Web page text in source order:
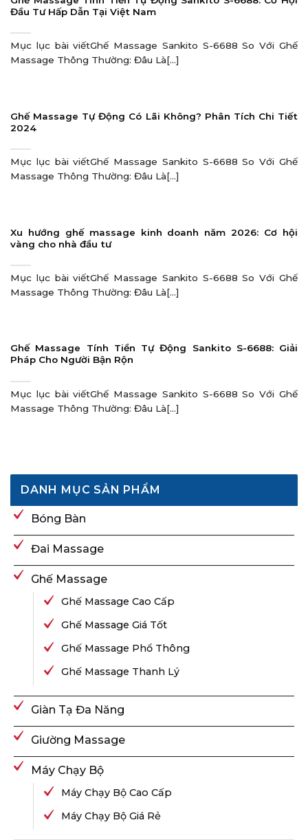
Đầu Tư Hấp Dẫn Tại Việt Nam
Mục lục bài viếtGhế Massage Sankito S-6688 So Với Ghế
Massage Thông Thường: Đâu Là[...]
Ghế Massage Tự Động Có Lãi Không? Phân Tích Chi Tiết
2024
Mục lục bài viếtGhế Massage Sankito S-6688 So Với Ghế
Massage Thông Thường: Đâu Là[...]
Xu hướng ghế massage kinh doanh năm 2026: Cơ hội
vàng cho nhà đầu tư
Mục lục bài viếtGhế Massage Sankito S-6688 So Với Ghế
Massage Thông Thường: Đâu Là[...]
Ghế Massage Tính Tiền Tự Động Sankito S-6688: Giải
Pháp Cho Người Bận Rộn
Mục lục bài viếtGhế Massage Sankito S-6688 So Với Ghế
Massage Thông Thường: Đâu Là[...]
DANH MỤC SẢN PHẨM
Bóng Bàn
Đai Massage
Ghế Massage
Ghế Massage Cao Cấp
Ghế Massage Giá Tốt
Ghế Massage Phổ Thông
Ghế Massage Thanh Lý
Giàn Tạ Đa Năng
Giường Massage
Máy Chạy Bộ
Máy Chạy Bộ Cao Cấp
Máy Chạy Bộ Giá Rẻ